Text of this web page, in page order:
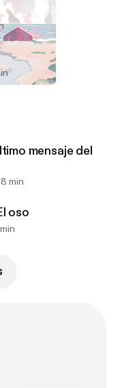
mensaje del
min
oso